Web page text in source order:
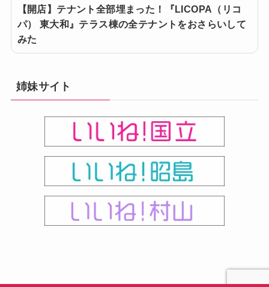
【開店】テナント全部埋まった！『LICOPA（リコ
パ） 東大和』テラス棟の全テナントをおさらいして
みた
姉妹サイト